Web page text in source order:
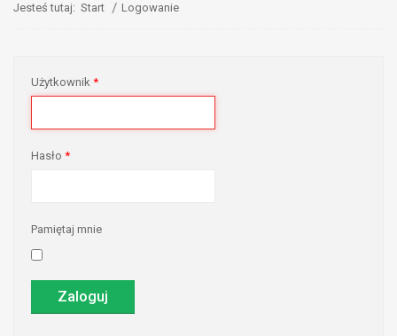
Jesteś tutaj: Start Logowanie
Użytkownik *
Hasło *
Pamiętaj mnie
Zaloguj